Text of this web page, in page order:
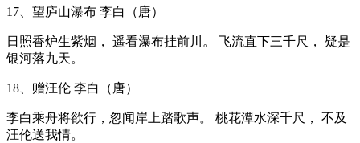
17、望庐山瀑布 李白（唐）
日照香炉生紫烟， 遥看瀑布挂前川。 飞流直下三千尺， 疑是
银河落九天。
18、赠汪伦 李白（唐）
李白乘舟将欲行，忽闻岸上踏歌声。 桃花潭水深千尺， 不及
汪伦送我情。